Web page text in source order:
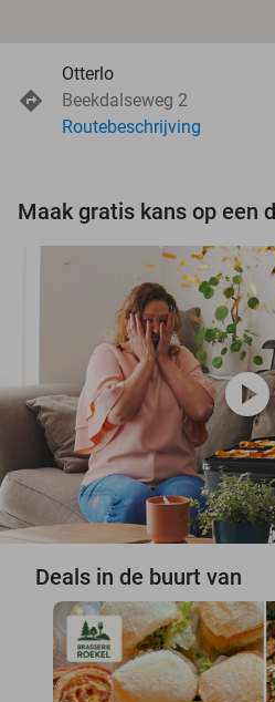
Otterlo
Beekdalseweg 2
Routebeschrijving
play_circle
Deals in de buurt van